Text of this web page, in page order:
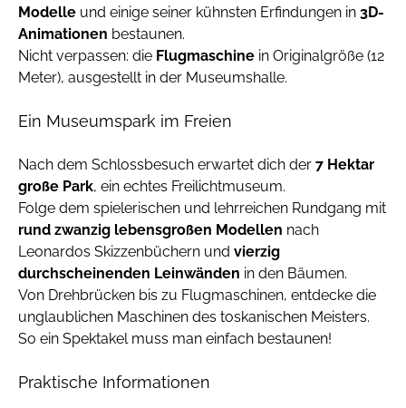
Modelle und einige seiner kühnsten Erfindungen in 3D-
Animationen bestaunen.
Nicht verpassen: die Flugmaschine in Originalgröße (12
Meter), ausgestellt in der Museumshalle.
Ein Museumspark im Freien
Nach dem Schlossbesuch erwartet dich der 7 Hektar
große Park, ein echtes Freilichtmuseum.
Folge dem spielerischen und lehrreichen Rundgang mit
rund zwanzig lebensgroßen Modellen nach
Leonardos Skizzenbüchern und vierzig
durchscheinenden Leinwänden in den Bäumen.
Von Drehbrücken bis zu Flugmaschinen, entdecke die
unglaublichen Maschinen des toskanischen Meisters.
So ein Spektakel muss man einfach bestaunen!
Praktische Informationen